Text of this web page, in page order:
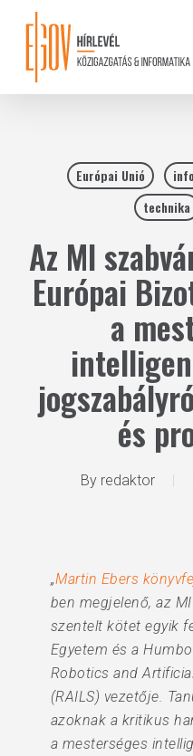
content
Európai Unió
technika
Az MI
Európai
a
és
By redaktor
„Martin Ebers
ben megjelenő, az
szentelt kötet egyik
Egyetem és a
Robotics and
(RAILS) vezetője.
azoknak a kritikus
a mesterséges